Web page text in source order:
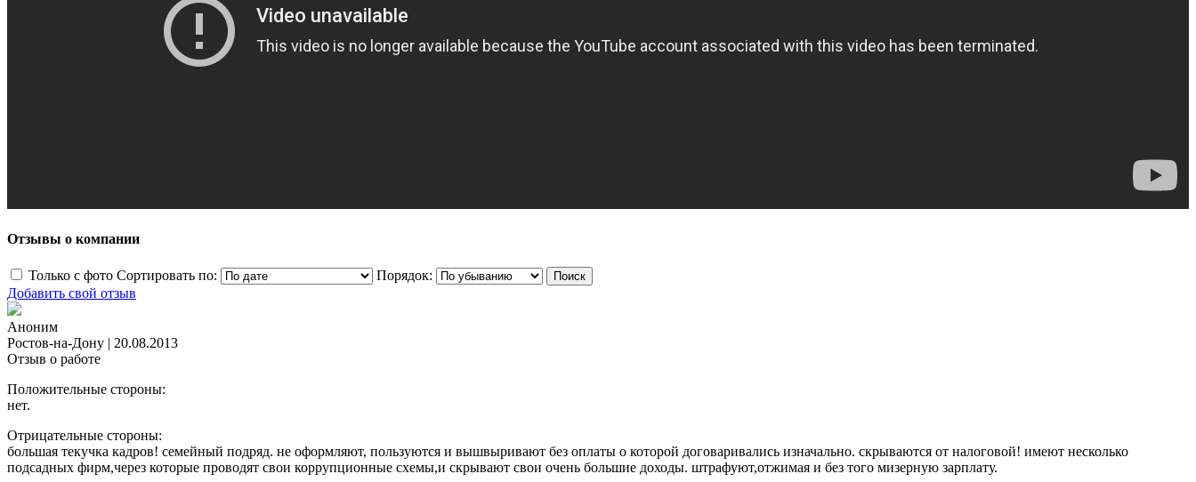
Отзывы о компании
Только с фото Сортировать по:
Порядок:
Добавить свой отзыв
Аноним
Ростов-на-Дону | 20.08.2013
Отзыв о работе
Положительные стороны:
нет.
Отрицательные стороны:
большая текучка кадров! семейный подряд. не оформляют, пользуются и вышвыривают без оплаты о которой договаривались изначально. скрываются от налоговой! имеют несколько
подсадных фирм,через которые проводят свои коррупционные схемы,и скрывают свои очень большие доходы. штрафуют,отжимая и без того мизерную зарплату.